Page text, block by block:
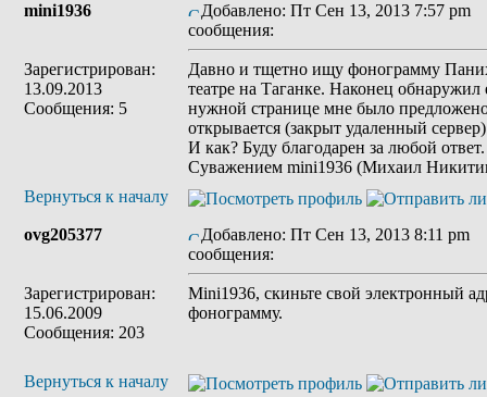
mini1936
Зарегистрирован:
13.09.2013
Сообщения: 5
Добавлено: Пт Сен 13, 2013 7:57 pm
сообщения:
Давно и тщетно ищу фонограмму
театре на Таганке. Наконец
нужной странице мне было
открывается (закрыт удаленный
И как? Буду благодарен за любой ответ.
Суважением mini1936 (Михаил
Вернуться к началу
ovg205377
Зарегистрирован:
15.06.2009
Сообщения: 203
Добавлено: Пт Сен 13, 2013 8:11 pm
сообщения:
Mini1936, скиньте свой электронный
фонограмму.
Вернуться к началу